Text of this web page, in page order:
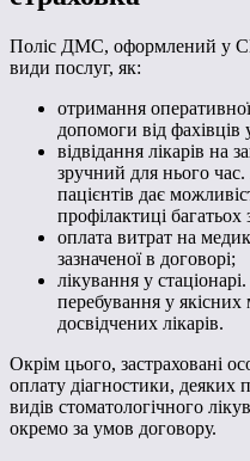
Поліс ДМС, оформлений у
види послуг, як:
отримання оперативної
допомоги від
відвідання лікарів на
зручний для нього
пацієнтів дає
профілактиці
оплата витрат на
зазначеної в договорі;
лікування у
перебування у якісних
досвідчених лікарів.
Окрім цього, застраховані
оплату діагностики,
видів стоматологічного
окремо за умов договору.